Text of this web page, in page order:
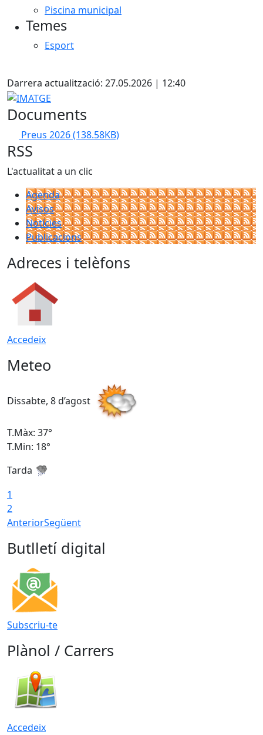
Piscina municipal
Temes
Esport
Darrera actualització: 27.05.2026 | 12:40
IMATGE
Documents
Preus 2026(138.58KB)
RSS
L'actualitat a un clic
Agenda
Avisos
Notícies
Publicacions
Adreces i telèfons
Accedeix
Meteo
Dissabte, 8 d’agost
T.Màx: 37°
T.Min: 18°
Tarda
1
2
AnteriorSegüent
Butlletí digital
Subscriu-te
Plànol / Carrers
Accedeix